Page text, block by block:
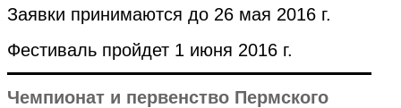
Заявки принимаются до 26 мая 2016 г.
Фестиваль пройдет 1 июня 2016 г.
Чемпионат и первенство Пермского